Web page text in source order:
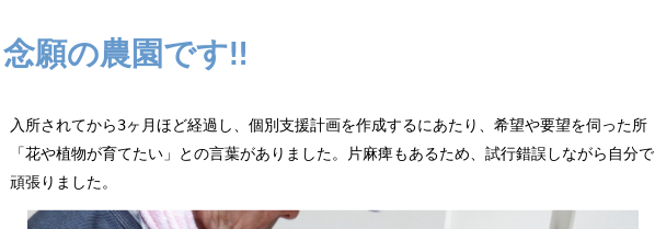
念願の農園です‼
入所されてから3ヶ月ほど経過し、個別支援計画を作成するにあたり、希望や要望を伺った所
「花や植物が育てたい」との言葉がありました。片麻痺もあるため、試行錯誤しながら自分で
頑張りました。